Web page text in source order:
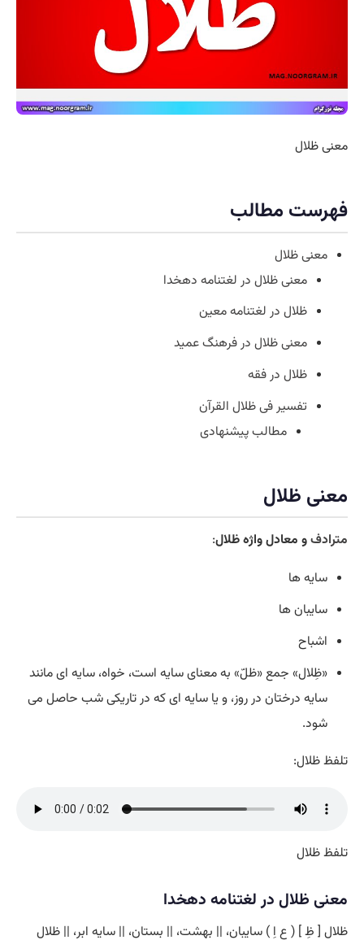
معنی ظلال
فهرست مطالب
معنی ظلال
معنی ظلال در لغتنامه دهخدا
ظلال در لغتنامه معین
معنی ظلال در فرهنگ عمید
ظلال در فقه
تفسیر فى ظلال القرآن
مطالب پیشنهادی
معنی ظلال
مترادفو معادل واژه ظلال:
سایه ها
سایبان ها
اشباح
«ظِلال» جمع «ظلّ» به معنای سایه است، خواه، سایه ای مانند
سایه درختان در روز، و یا سایه ای که در تاریکی شب حاصل می
شود.
تلفظ ظلال:
تلفظ ظلال
معنی ظلال در لغتنامه دهخدا
ظلال [ ظِ ] ( ع اِ ) سایبان، || بهشت، || بستان، || سایه ابر، || ظلال